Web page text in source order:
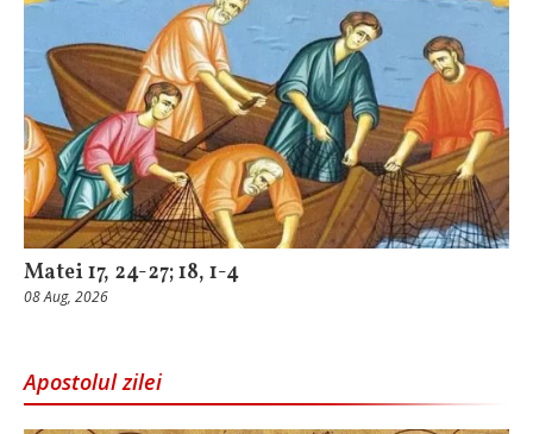
Matei 17, 24-27; 18, 1-4
08 Aug, 2026
Apostolul zilei